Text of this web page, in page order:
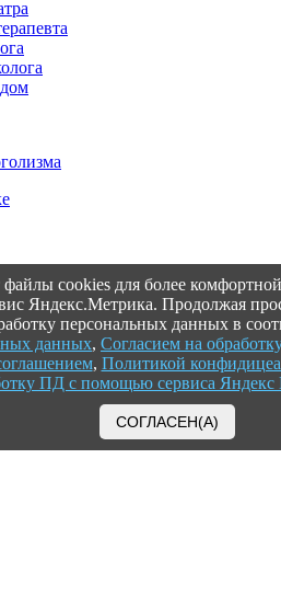
файлы cookies для более
Яндекс.Метрика. Продолжая
персональных данных в
данных, Согласием на
, Политикой
ПД с помощью сервиса Яндекс
СОГЛАСЕН(А)